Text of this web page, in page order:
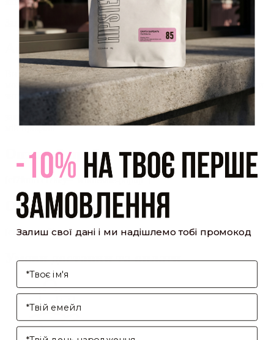
Закрити
Акаунт створено
Ви зареєструвалися на сайті Hipster.coffeeroasters і вже
можете користуватися особистим кабінетом, щоб отримувати
знижки та відстежувати історію замовлень!
мій профіль
Оптовий прайс
[cf7form cf7key="wholesale-popup"]
Обсмажування кави
[cf7form cf7key="roasting-popup"]
Умови доставки та оплати
Залиш свої дані і ми надішлемо тобі промокод
І'мя
Enter your email address
Birthday